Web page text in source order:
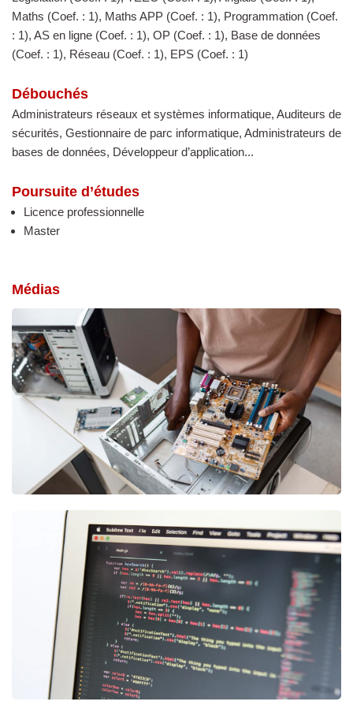
Maths (Coef. : 1), Maths APP (Coef. : 1), Programmation (Coef.
: 1), AS en ligne (Coef. : 1), OP (Coef. : 1), Base de données
(Coef. : 1), Réseau (Coef. : 1), EPS (Coef. : 1)
Débouchés
Administrateurs réseaux et systèmes informatique, Auditeurs de
sécurités, Gestionnaire de parc informatique, Administrateurs de
bases de données, Développeur d’application...
Poursuite d’études
Licence professionnelle
Master
Médias